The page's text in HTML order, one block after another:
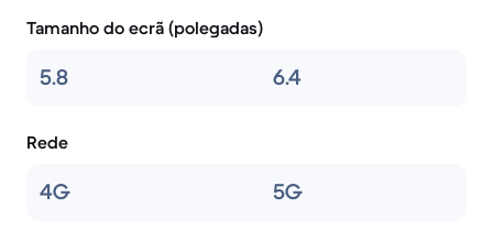
Tamanho do ecrã (polegadas)
5.8 6.4
Rede
4G 5G